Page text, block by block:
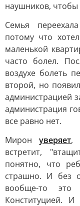
наушников,
Семья
потому что
маленькой
часто болел.
воздухе болеть
второй, но
администрацией
администрация
все равно нет.
Миронуверяет,
встретит,
понятно, что
страшно. И без
вообще-то это
Конституцией.